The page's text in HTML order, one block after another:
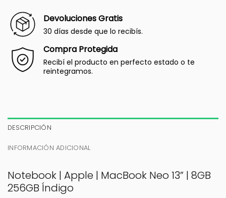
Devoluciones Gratis
30 días desde que lo recibís.
Compra Protegida
Recibí el producto en perfecto estado o te
reintegramos.
DESCRIPCIÓN
INFORMACIÓN ADICIONAL
Notebook | Apple | MacBook Neo 13” | 8GB
256GB Índigo